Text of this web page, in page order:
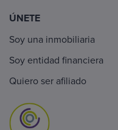
ÚNETE
Soy una inmobiliaria
Soy entidad financiera
Quiero ser afiliado